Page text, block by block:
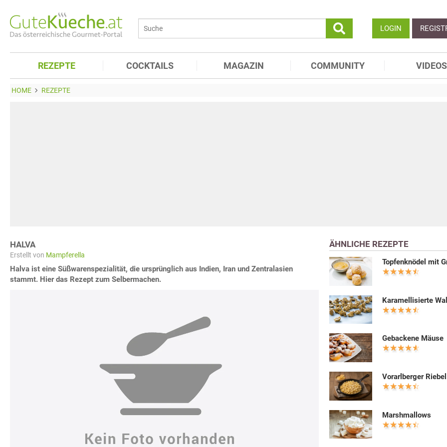
LOGIN
REZEPTE COCKTAILS MAGAZIN COMMUNITY VIDEOS
HOME REZEPTE
HALVA
Erstellt von Mampferella
Halva ist eine Süßwarenspezialität, die ursprünglich aus Indien, Iran und Zentralasien
stammt. Hier das Rezept zum Selbermachen.
ÄHNLICHE REZEPTE
Topfenknödel mit
Karamellisierte
Gebackene Mäuse
Vorarlberger Riebel
Marshmallows